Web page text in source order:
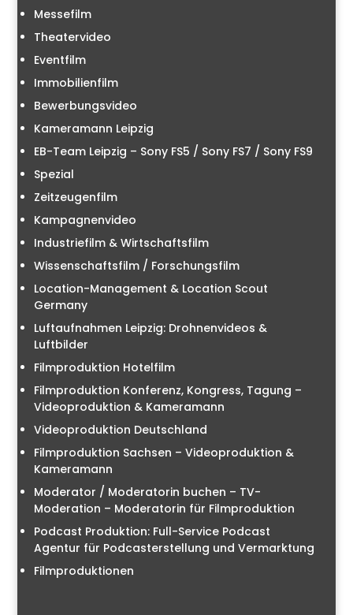
Messefilm
Theatervideo
Eventfilm
Immobilienfilm
Bewerbungsvideo
Kameramann Leipzig
EB-Team Leipzig – Sony FS5 / Sony FS7 / Sony FS9
Spezial
Zeitzeugenfilm
Kampagnenvideo
Industriefilm & Wirtschaftsfilm
Wissenschaftsfilm / Forschungsfilm
Location-Management & Location Scout
Germany
Luftaufnahmen Leipzig: Drohnenvideos &
Luftbilder
Filmproduktion Hotelfilm
Filmproduktion Konferenz, Kongress, Tagung –
Videoproduktion & Kameramann
Videoproduktion Deutschland
Filmproduktion Sachsen – Videoproduktion &
Kameramann
Moderator / Moderatorin buchen – TV-
Moderation – Moderatorin für Filmproduktion
Podcast Produktion: Full-Service Podcast
Agentur für Podcasterstellung und Vermarktung
Filmproduktionen